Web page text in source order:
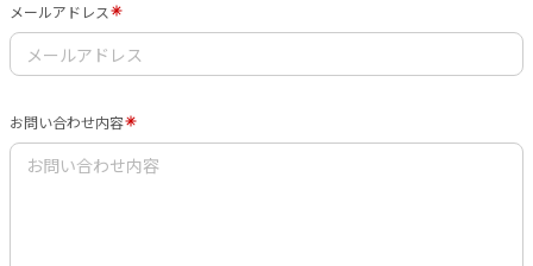
メールアドレス
お問い合わせ内容